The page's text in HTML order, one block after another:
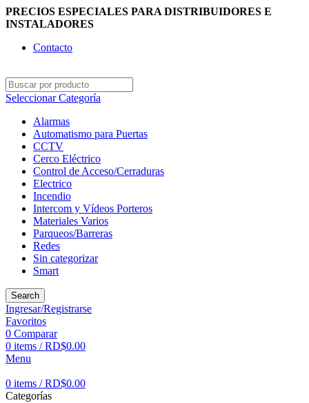
PRECIOS ESPECIALES PARA DISTRIBUIDORES E
INSTALADORES
Contacto
Seleccionar Categoría
Alarmas
Automatismo para Puertas
CCTV
Cerco Eléctrico
Control de Acceso/Cerraduras
Electrico
Incendio
Intercom y Vídeos Porteros
Materiales Varios
Parqueos/Barreras
Redes
Sin categorizar
Smart
Search
Ingresar/Registrarse
Favoritos
0 Comparar
0 items / RD$0.00
Menu
0 items / RD$0.00
Categorías